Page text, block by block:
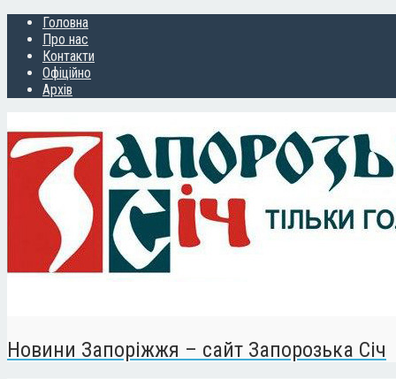
Головна
Про нас
Контакти
Офіційно
Архів
Новини Запоріжжя – сайт Запорозька Січ